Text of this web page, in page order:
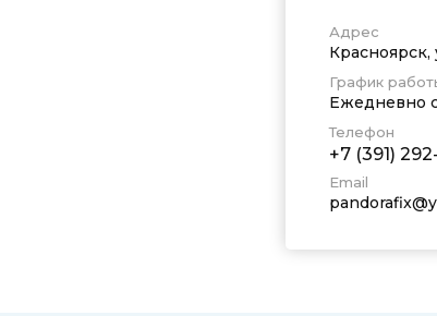
Адрес
Красноярск,
График
Ежедневно
Телефон
+7 (391)
Email